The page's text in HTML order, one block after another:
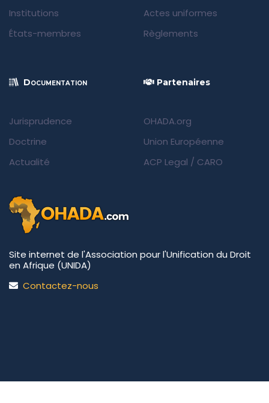
Institutions
États-membres
Actes uniformes
Règlements
Documentation
Jurisprudence
Doctrine
Actualité
Partenaires
OHADA.org
Union Européenne
ACP Legal / CARO
Site internet de l'Association pour l'Unification du Droit
en Afrique (UNIDA)
Contactez-nous